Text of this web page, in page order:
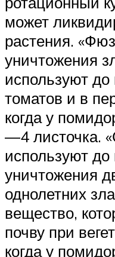
может
растения.
уничтожения
используют
томатов и в
когда у
—4 листочка.
используют
уничтожения
однолетних
вещество,
почву при
когда у